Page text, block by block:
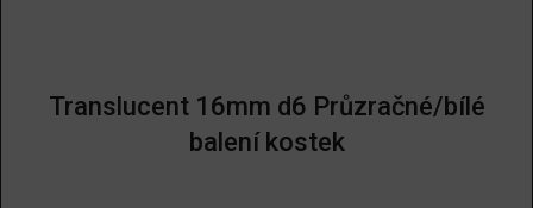
Translucent 16mm d6 Průzračné/bílé
balení kostek